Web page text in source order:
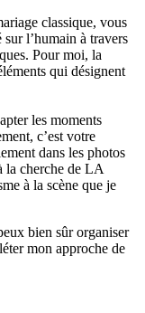
classique, vous
l’humain à travers
Pour moi, la
qui désignent
les moments
c’est votre
dans les photos
la cherche de LA
à la scène que je
bien sûr organiser
mon approche de